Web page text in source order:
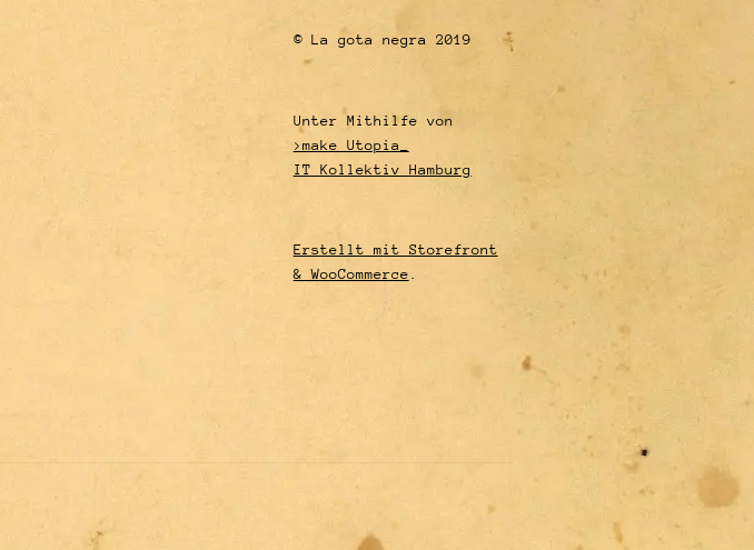
© La gota negra 2019
Unter Mithilfe von
>make Utopia_
IT Kollektiv Hamburg
Erstellt mit Storefront
& WooCommerce .